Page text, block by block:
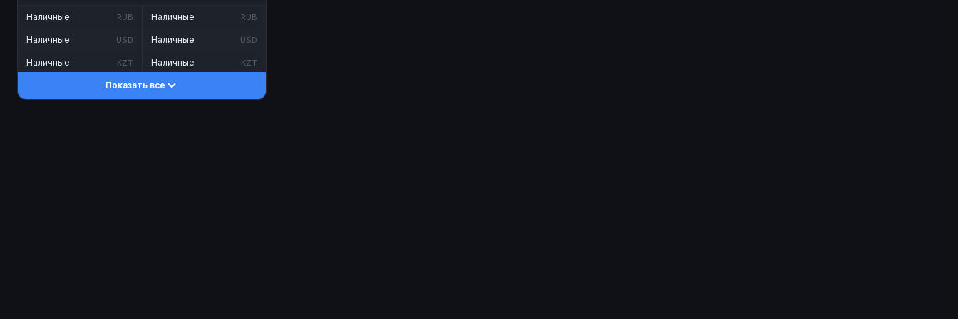
Наличные RUB
Наличные USD
Наличные KZT
Наличные RUB
Наличные USD
Наличные KZT
Показать все